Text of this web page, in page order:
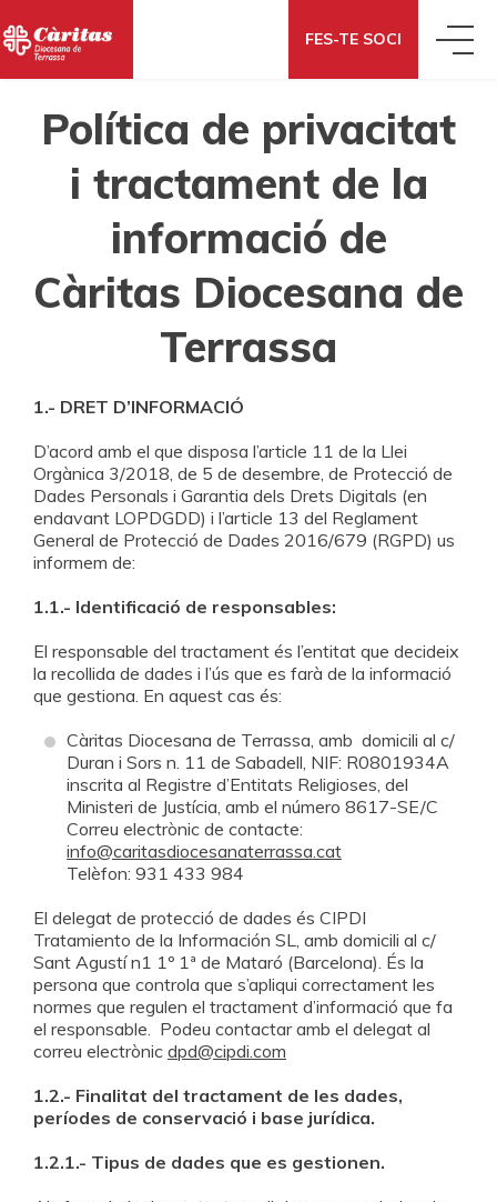
FES-TE SOCI
CERCADOR
ÀREA D'USUARI
CATALÀ (CA)
QUI SOM
CONEIX CÀRITAS
ON SOM
COM ENS FINANCEM
QUÈ FEM
ACCIÓ SOCIAL
ECONOMIA SOLIDÀRIA
EMERGÈNCIES
APASOMI EMPRESA D’INSERCIÓ
QUÈ DIEM
CAMPANYES
FES-TE VOLUNTARI
HERÈNCIES I LLEGATS
FES-TE SOCI
Política de privacitat
i tractament de la
informació de
Càritas Diocesana de
Terrassa
1.- DRET D’INFORMACIÓ
D’acord amb el que disposa l’article 11 de la Llei
Orgànica 3/2018, de 5 de desembre, de Protecció de
Dades Personals i Garantia dels Drets Digitals (en
endavant LOPDGDD) i l’article 13 del Reglament
General de Protecció de Dades 2016/679 (RGPD) us
informem de:
1.1.- Identificació de responsables:
El responsable del tractament és l’entitat que decideix
la recollida de dades i l’ús que es farà de la informació
que gestiona. En aquest cas és:
Càritas Diocesana de Terrassa, amb domicili al c/
Duran i Sors n. 11 de Sabadell, NIF: R0801934A
inscrita al Registre d’Entitats Religioses, del
Ministeri de Justícia, amb el número 8617-SE/C
Correu electrònic de contacte:
info@caritasdiocesanaterrassa.cat
Telèfon: 931 433 984
El delegat de protecció de dades és CIPDI
Tratamiento de la Información SL, amb domicili al c/
Sant Agustí n1 1º 1ª de Mataró (Barcelona). És la
persona que controla que s’apliqui correctament les
normes que regulen el tractament d’informació que fa
el responsable. Podeu contactar amb el delegat al
correu electrònic dpd@cipdi.com
1.2.- Finalitat del tractament de les dades,
períodes de conservació i base jurídica.
1.2.1.- Tipus de dades que es gestionen.